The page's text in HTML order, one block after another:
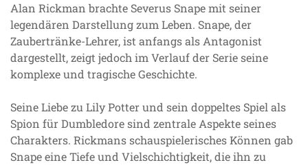
Alan Rickman brachte Severus Snape mit seiner
legendären Darstellung zum Leben. Snape, der
Zaubertränke-Lehrer, ist anfangs als Antagonist
dargestellt, zeigt jedoch im Verlauf der Serie seine
komplexe und tragische Geschichte.
Seine Liebe zu Lily Potter und sein doppeltes Spiel als
Spion für Dumbledore sind zentrale Aspekte seines
Charakters. Rickmans schauspielerisches Können gab
Snape eine Tiefe und Vielschichtigkeit, die ihn zu